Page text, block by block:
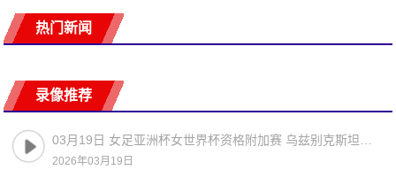
热门新闻
录像推荐
03月19日 女足亚洲杯女世界杯资格附加赛 乌兹别克斯坦女足vs菲律宾女足 全场录像
2026年03月19日